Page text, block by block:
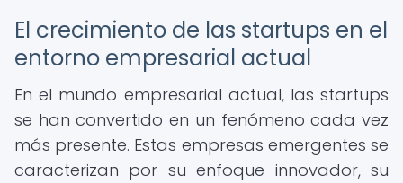
El crecimiento de las startups en el
entorno empresarial actual
En el mundo empresarial actual, las startups
se han convertido en un fenómeno cada vez
más presente. Estas empresas emergentes se
caracterizan por su enfoque innovador, su